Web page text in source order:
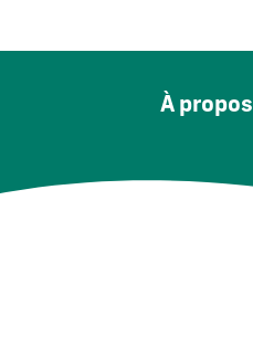
À propos